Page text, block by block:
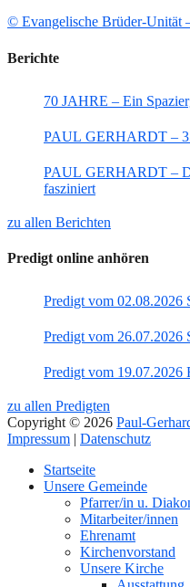
© Evangelische Brüder-Unität
Berichte
70 JAHRE – Ein
PAUL GERHARDT –
PAUL GERHARDT –
fasziniert
zu allen Berichten
Predigt online anhören
Predigt vom 02.08.2026
Predigt vom 26.07.2026
Predigt vom 19.07.2026
zu allen Predigten
Copyright © 2026 Paul-
Impressum | Datenschutz
oben
Startseite
Unsere Gemeinde
Pfarrer/in u.
Mitarbeiter/innen
Ehrenamt
Kirchenvorstand
Unsere Kirche